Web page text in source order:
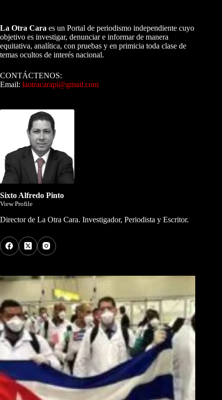
La Otra Cara es un Portal de periodismo independiente cuyo
objetivo es investigar, denunciar e informar de manera
equitativa, analítica, con pruebas y en primicia toda clase de
temas ocultos de interés nacional.
CONTÁCTENOS:
Email: laotracarapi@gmail.com
Sixto Alfredo Pinto
View Profile
Director de La Otra Cara. Investigador, Periodista y Escritor.